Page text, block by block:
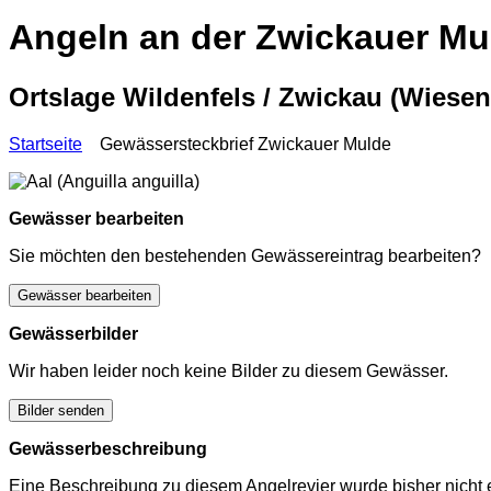
Angeln an der Zwickauer
Ortslage Wildenfels / Zwickau
Startseite Gewässersteckbrief Zwickauer Mulde
Gewässer bearbeiten
Sie möchten den bestehenden Gewässereintrag bearbeiten?
Gewässer bearbeiten
Gewässerbilder
Wir haben leider noch keine Bilder zu diesem Gewässer.
Bilder senden
Gewässerbeschreibung
Eine Beschreibung zu diesem Angelrevier wurde bisher nicht